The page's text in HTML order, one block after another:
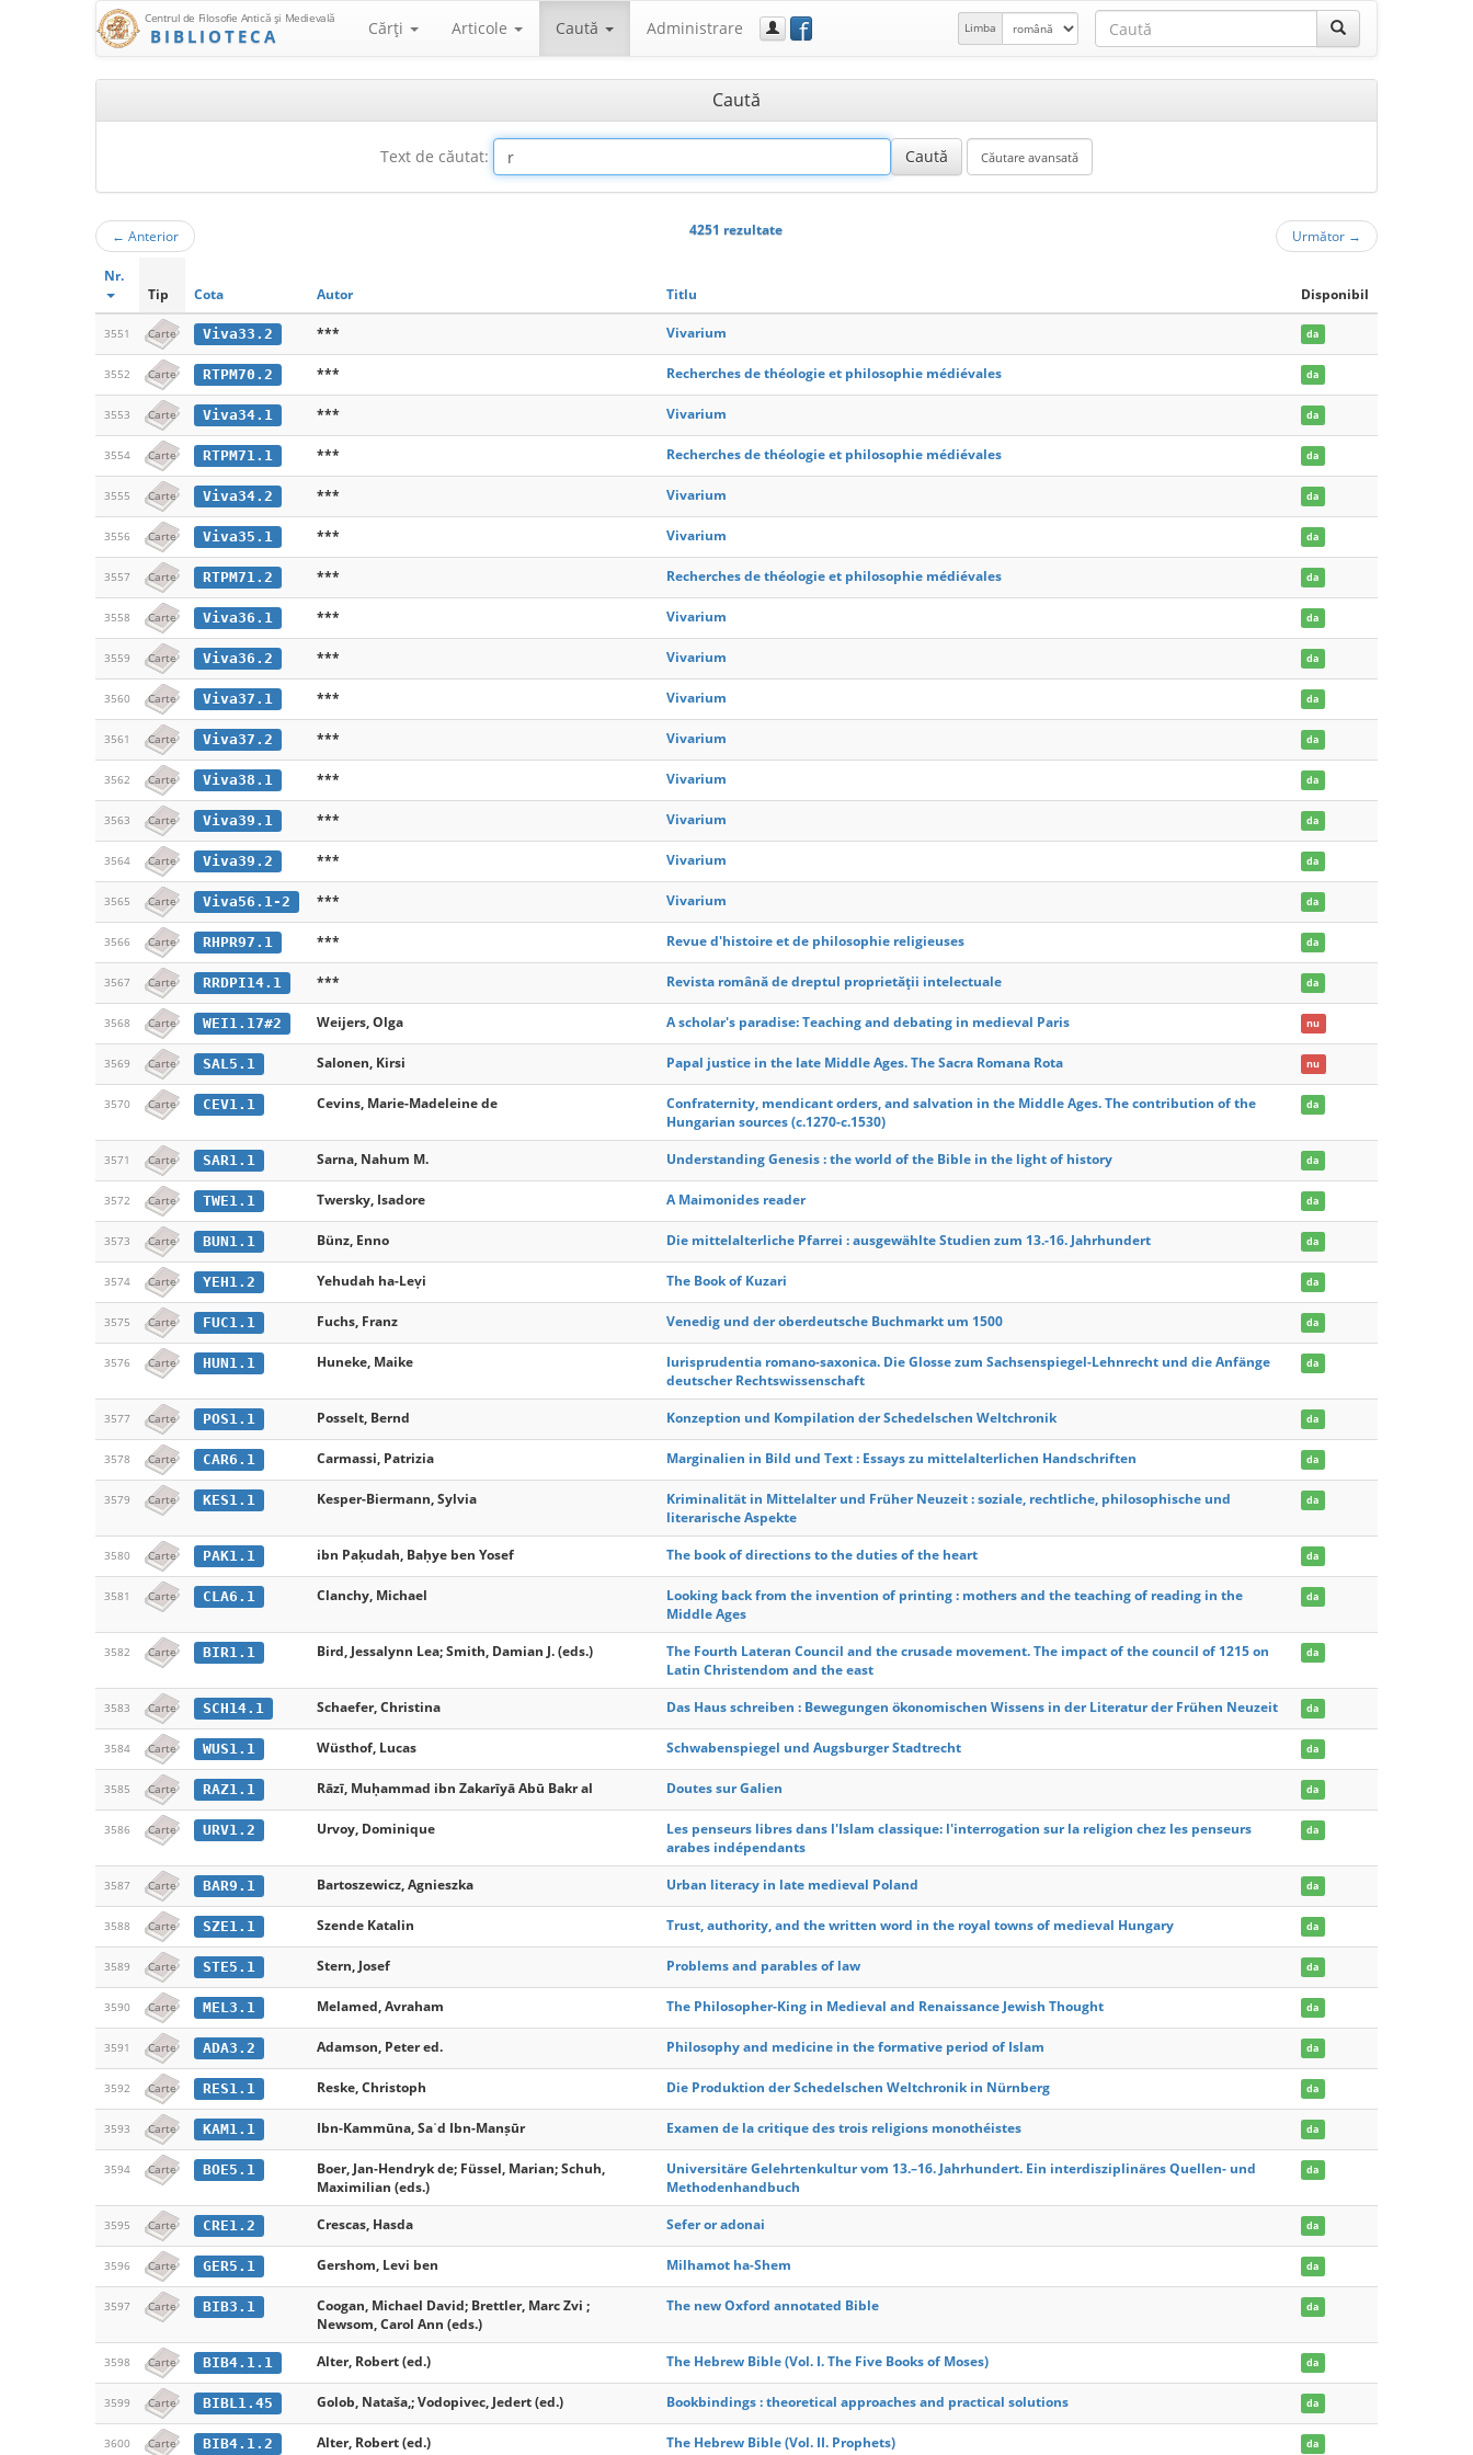
Centrul de Filosofie Antică şi Medievală
BIBLIOTECA Cărţi Articole Caută Administrare f Limba
Caută
Text de căutat:
← Anterior 4251 rezultate Următor →
Nr.
Tip
Cota Autor Titlu Disponibil
3551 Carte Viva33.2 *** Vivarium da
3552 Carte RTPM70.2 *** Recherches de théologie et philosophie médiévales da
3553 Carte Viva34.1 *** Vivarium da
3554 Carte RTPM71.1 *** Recherches de théologie et philosophie médiévales da
3555 Carte Viva34.2 *** Vivarium da
3556 Carte Viva35.1 *** Vivarium da
3557 Carte RTPM71.2 *** Recherches de théologie et philosophie médiévales da
3558 Carte Viva36.1 *** Vivarium da
3559 Carte Viva36.2 *** Vivarium da
3560 Carte Viva37.1 *** Vivarium da
3561 Carte Viva37.2 *** Vivarium da
3562 Carte Viva38.1 *** Vivarium da
3563 Carte Viva39.1 *** Vivarium da
3564 Carte Viva39.2 *** Vivarium da
3565 Carte Viva56.1-2 *** Vivarium da
3566 Carte RHPR97.1 *** Revue d'histoire et de philosophie religieuses da
3567 Carte RRDPI14.1 *** Revista română de dreptul proprietății intelectuale da
3568 Carte WEI1.17#2 Weijers, Olga A scholar's paradise: Teaching and debating in medieval Paris nu
3569 Carte SAL5.1 Salonen, Kirsi Papal justice in the late Middle Ages. The Sacra Romana Rota nu
3570 Carte CEV1.1 Cevins, Marie-Madeleine de
Confraternity, mendicant orders, and salvation in the Middle Ages. The contribution of the
Hungarian sources (c.1270-c.1530)
da
3571 Carte SAR1.1 Sarna, Nahum M. Understanding Genesis : the world of the Bible in the light of history da
3572 Carte TWE1.1 Twersky, Isadore A Maimonides reader da
3573 Carte BUN1.1 Bünz, Enno Die mittelalterliche Pfarrei : ausgewählte Studien zum 13.-16. Jahrhundert da
3574 Carte YEH1.2 Yehudah ha-Leṿi The Book of Kuzari da
3575 Carte FUC1.1 Fuchs, Franz Venedig und der oberdeutsche Buchmarkt um 1500 da
3576 Carte HUN1.1 Huneke, Maike
Iurisprudentia romano-saxonica. Die Glosse zum Sachsenspiegel-Lehnrecht und die Anfänge
deutscher Rechtswissenschaft
da
3577 Carte POS1.1 Posselt, Bernd Konzeption und Kompilation der Schedelschen Weltchronik da
3578 Carte CAR6.1 Carmassi, Patrizia Marginalien in Bild und Text : Essays zu mittelalterlichen Handschriften da
3579 Carte KES1.1 Kesper-Biermann, Sylvia
Kriminalität in Mittelalter und Früher Neuzeit : soziale, rechtliche, philosophische und
literarische Aspekte
da
3580 Carte PAK1.1 ibn Paḳudah, Baḥye ben Yosef The book of directions to the duties of the heart da
3581 Carte CLA6.1 Clanchy, Michael
Looking back from the invention of printing : mothers and the teaching of reading in the
Middle Ages
da
3582 Carte BIR1.1 Bird, Jessalynn Lea; Smith, Damian J. (eds.)
The Fourth Lateran Council and the crusade movement. The impact of the council of 1215 on
Latin Christendom and the east
da
3583 Carte SCH14.1 Schaefer, Christina Das Haus schreiben : Bewegungen ökonomischen Wissens in der Literatur der Frühen Neuzeit da
3584 Carte WUS1.1 Wüsthof, Lucas Schwabenspiegel und Augsburger Stadtrecht da
3585 Carte RAZ1.1 Rāzī, Muḥammad ibn Zakarīyā Abū Bakr al Doutes sur Galien da
3586 Carte URV1.2 Urvoy, Dominique
Les penseurs libres dans l'Islam classique: l'interrogation sur la religion chez les penseurs
arabes indépendants
da
3587 Carte BAR9.1 Bartoszewicz, Agnieszka Urban literacy in late medieval Poland da
3588 Carte SZE1.1 Szende Katalin Trust, authority, and the written word in the royal towns of medieval Hungary da
3589 Carte STE5.1 Stern, Josef Problems and parables of law da
3590 Carte MEL3.1 Melamed, Avraham The Philosopher-King in Medieval and Renaissance Jewish Thought da
3591 Carte ADA3.2 Adamson, Peter ed. Philosophy and medicine in the formative period of Islam da
3592 Carte RES1.1 Reske, Christoph Die Produktion der Schedelschen Weltchronik in Nürnberg da
3593 Carte KAM1.1 Ibn-Kammūna, Saʿd Ibn-Manṣūr Examen de la critique des trois religions monothéistes da
3594 Carte BOE5.1
Boer, Jan-Hendryk de; Füssel, Marian; Schuh,
Maximilian (eds.)
Universitäre Gelehrtenkultur vom 13.–16. Jahrhundert. Ein interdisziplinäres Quellen- und
Methodenhandbuch
da
3595 Carte CRE1.2 Crescas, Hasda Sefer or adonai da
3596 Carte GER5.1 Gershom, Levi ben Milhamot ha-Shem da
3597 Carte BIB3.1
Coogan, Michael David; Brettler, Marc Zvi ;
Newsom, Carol Ann (eds.)
The new Oxford annotated Bible da
3598 Carte BIB4.1.1 Alter, Robert (ed.) The Hebrew Bible (Vol. I. The Five Books of Moses) da
3599 Carte BIBL1.45 Golob, Nataša,; Vodopivec, Jedert (ed.) Bookbindings : theoretical approaches and practical solutions da
3600 Carte BIB4.1.2 Alter, Robert (ed.) The Hebrew Bible (Vol. II. Prophets) da